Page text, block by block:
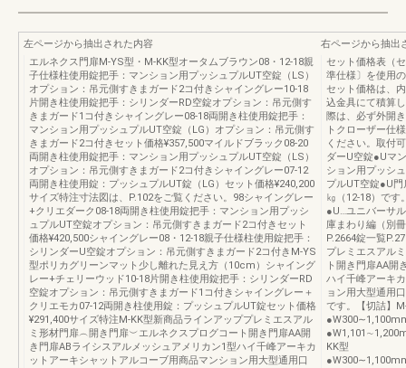
左ページから抽出された内容
エルネクス門扉M-YS型・M-KK型オータムブラウン08・12-18親
子仕様柱使用錠把手：マンション用プッシュプルUT空錠（LS）
オプション：吊元側すきまガード2コ付きシャイングレー10-18
片開き柱使用錠把手：シリンダーRD空錠オプション：吊元側す
きまガード1コ付きシャイングレー08-18両開き柱使用錠把手：
マンション用プッシュプルUT空錠（LG）オプション：吊元側す
きまガード2コ付きセット価格¥357,500マイルドブラック08-20
両開き柱使用錠把手：マンション用プッシュプルUT空錠（LS）
オプション：吊元側すきまガード2コ付きシャイングレー07-12
両開き柱使用錠：プッシュプルUT錠（LG）セット価格¥240,200
サイズ特注寸法図は、P.102をご覧ください。98シャイングレー
+クリエダーク08-18両開き柱使用錠把手：マンション用プッシ
ュプルUT空錠オプション：吊元側すきまガード2コ付きセット
価格¥420,500シャイングレー08・12-18親子仕様柱使用錠把手：
シリンダーU空錠オプション：吊元側すきまガード2コ付きM-YS
型ポリカグリーンマット少し離れた見え方（10cm）シャイング
レー+チェリーウッド10-18片開き柱使用錠把手：シリンダーRD
空錠オプション：吊元側すきまガード1コ付きシャイングレー＋
クリエモカ07-12両開き柱使用錠：プッシュプルUT錠セット価格
¥291,400サイズ特注M-KK型新商品ラインアッププレミエスアル
ミ形材門扉︵開き門扉︶エルネクスプログコート開き門扉AA開
き門扉ABライシスアルメッシュアメリカン1型ハイ千峰アーキカ
ットアーキシャットアルコーブ用商品マンション用大型通用口
右ページから抽出
セット価格表（
準仕様〕を使用
セット価格は、
込金具にて積算
際は、必ず外開
トクローザー仕
ください。取付
ダーU空錠●Uマ
ション用プッシ
プルUT空錠●U
㎏（12-18）で
●U…ユニバーサ
庫まわり編（別
P.2664錠一覧
プレミエスアル
ト開き門扉AA開
ハイ千峰アーキ
ョン用大型通用
です。【切詰】
KK型